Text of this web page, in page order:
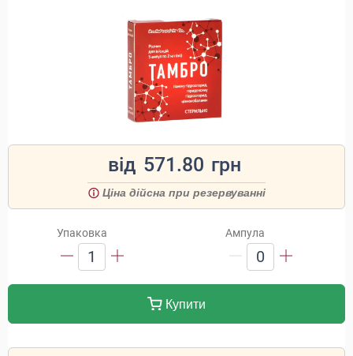
від 571.80 грн
Ціна дійсна при резервуванні
Упаковка
1
Ампула
0
Купити